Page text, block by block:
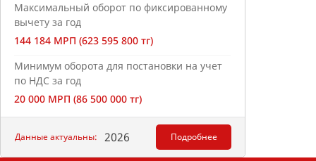
Максимальный оборот по фиксированному
вычету за год
144 184 МРП (623 595 800 тг)
Минимум оборота для постановки на учет
по НДС за год
20 000 МРП (86 500 000 тг)
Данные актуальны: 2026 Подробнее